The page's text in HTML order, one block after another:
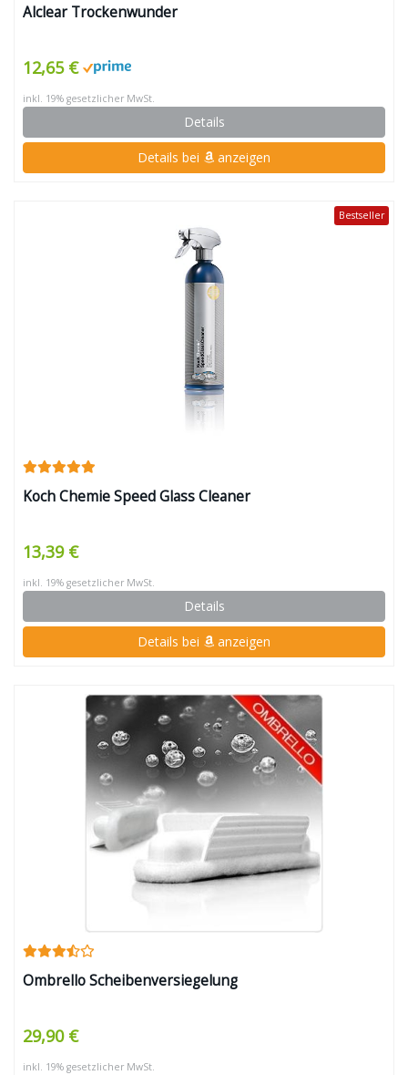
Alclear Trockenwunder
12,65 €
inkl. 19% gesetzlicher MwSt.
Details
Details bei anzeigen
Bestseller
Koch Chemie Speed Glass Cleaner
13,39 €
inkl. 19% gesetzlicher MwSt.
Details
Details bei anzeigen
Ombrello Scheibenversiegelung
29,90 €
inkl. 19% gesetzlicher MwSt.